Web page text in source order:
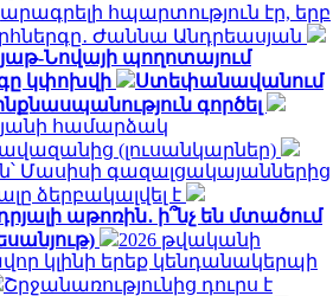
հպարտություն էր, երբ
Ժաննա Անդրեասյան
Նովայի պողոտայում
կփոխվի
Ստեփանավանում
գործել
համարձակ
(լուսանկարներ)
Մասիսի գազալցակայաններից
ձերբակալվել է
աթոռին․ ի՞նչ են մտածում
2026 թվականի
կլինի երեք կենդանակերպի
Շրջանառությունից դուրս է